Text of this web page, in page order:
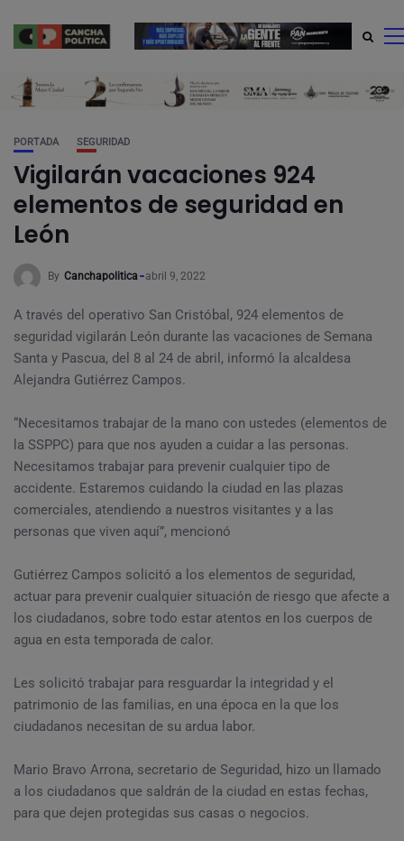
PORTADA SEGURIDAD
Vigilarán vacaciones 924
elementos de seguridad en
León
By Canchapolitica abril 9, 2022
A través del operativo San Cristóbal, 924 elementos de
seguridad vigilarán León durante las vacaciones de Semana
Santa y Pascua, del 8 al 24 de abril, informó la alcaldesa
Alejandra Gutiérrez Campos.
“Necesitamos trabajar de la mano con ustedes (elementos de
la SSPPC) para que nos ayuden a cuidar a las personas.
Necesitamos trabajar para prevenir cualquier tipo de
accidente. Estaremos cuidando la ciudad en las plazas
comerciales, atendiendo a nuestros visitantes y a las
personas que viven aquí”, mencionó
Gutiérrez Campos solicitó a los elementos de seguridad,
actuar para prevenir cualquier situación de riesgo que afecte a
los ciudadanos, sobre todo estar atentos en los cuerpos de
agua en esta temporada de calor.
Les solicitó trabajar para resguardar la integridad y el
patrimonio de las familias, en una época en la que los
ciudadanos necesitan de su ardua labor.
Mario Bravo Arrona, secretario de Seguridad, hizo un llamado
a los ciudadanos que saldrán de la ciudad en estas fechas,
para que dejen protegidas sus casas o negocios.